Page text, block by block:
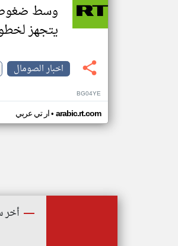
وسط ضغوط
يتجهز لخطوة
اخبار الصومال
BG04YE
ار تي عربي• arabic.rt.com
أخر